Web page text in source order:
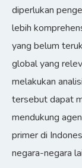
diperlukan
lebih
yang belum
global yang
melakukan
tersebut dapat
mendukung
primer di
negara-negara